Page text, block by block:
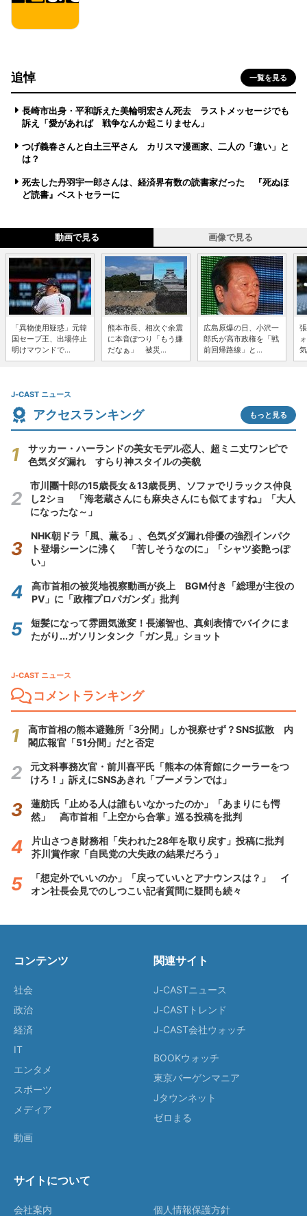
追悼 一覧を見る
長崎市出身・平和訴えた美輪明宏さん死去 ラストメッセージでも
訴え「愛があれば 戦争なんか起こりません」
つげ義春さんと白土三平さん カリスマ漫画家、二人の「違い」と
は？
死去した丹羽宇一郎さんは、経済界有数の読書家だった 『死ぬほ
ど読書』ベストセラーに
動画で見る 画像で見る
「異物使用疑惑」元韓
国セーブ王、出場停止
明けマウンドで...
熊本市長、相次ぐ余震
に本音ぽつり「もう嫌
だなぁ」 被災...
広島原爆の日、小沢一
郎氏が高市政権を「戦
前回帰路線」と...
J-CAST ニュース
アクセスランキング もっと見る
サッカー・ハーランドの美女モデル恋人、超ミニ丈ワンピで
色気ダダ漏れ すらり神スタイルの美貌
市川團十郎の15歳長女＆13歳長男、ソファでリラックス仲良
し2ショ 「海老蔵さんにも麻央さんにも似てますね」「大人
になったな～」
NHK朝ドラ「風、薫る」、色気ダダ漏れ俳優の強烈インパク
ト登場シーンに沸く 「苦しそうなのに」「シャツ姿艶っぽ
い」
高市首相の被災地視察動画が炎上 BGM付き「総理が主役の
PV」に「政権プロパガンダ」批判
短髪になって雰囲気激変！長瀬智也、真剣表情でバイクにま
たがり...ガソリンタンク「ガン見」ショット
J-CAST ニュース
コメントランキング
高市首相の熊本避難所「3分間」しか視察せず？SNS拡散 内
閣広報官「51分間」だと否定
元文科事務次官・前川喜平氏「熊本の体育館にクーラーをつ
けろ！」訴えにSNSあきれ「ブーメランでは」
蓮舫氏「止める人は誰もいなかったのか」「あまりにも愕
然」 高市首相「上空から合掌」巡る投稿を批判
片山さつき財務相「失われた28年を取り戻す」投稿に批判
芥川賞作家「自民党の大失政の結果だろう」
「想定外でいいのか」「戻っていいとアナウンスは？」 イ
オン社長会見でのしつこい記者質問に疑問も続々
コンテンツ
社会
政治
経済
IT
エンタメ
スポーツ
メディア
動画
関連サイト
J-CASTニュース
J-CASTトレンド
J-CAST会社ウォッチ
BOOKウォッチ
東京バーゲンマニア
Jタウンネット
ゼロまる
サイトについて
会社案内 個人情報保護方針